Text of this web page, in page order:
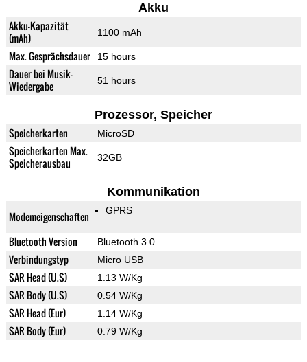
Akku
Akku-Kapazität
(mAh)
1100 mAh
Max. Gesprächsdauer 15 hours
Dauer bei Musik-
Wiedergabe
51 hours
Prozessor, Speicher
Speicherkarten MicroSD
Speicherkarten Max.
Speicherausbau
32GB
Kommunikation
Modemeigenschaften GPRS
Bluetooth Version Bluetooth 3.0
Verbindungstyp Micro USB
SAR Head (U.S) 1.13 W/Kg
SAR Body (U.S) 0.54 W/Kg
SAR Head (Eur) 1.14 W/Kg
SAR Body (Eur) 0.79 W/Kg